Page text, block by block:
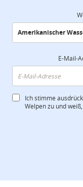
E-Mail-
Ich stimme
Welpen zu und